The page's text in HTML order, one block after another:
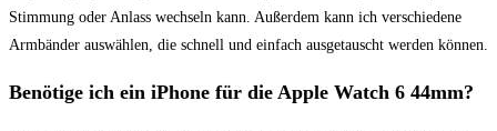
Stimmung oder ​Anlass wechseln kann. Außerdem kann ich⁣ verschiedene
Armbänder auswählen, die schnell und einfach ausgetauscht werden können.
Benötige ich ein ⁢iPhone für die Apple ​Watch 6 44mm?